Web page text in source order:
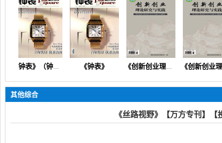
《钟表》（钟表技术智能计时时钟授时时间同步钟表教育） 《钟表》 《创新创业理论研究与实践》（教育教学课程改革科技发展应用） 《创新创业理论研究与实践》
其他综合
《丝路视野》【万方专刊】【